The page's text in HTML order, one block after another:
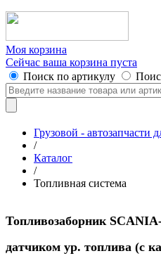
Моя корзина
Сейчас ваша корзина пуста
Поиск по артикулу
Грузовой - автозапчасти
/
Каталог
/
Топливная система
Топливозаборник
датчиком ур. топлива (с